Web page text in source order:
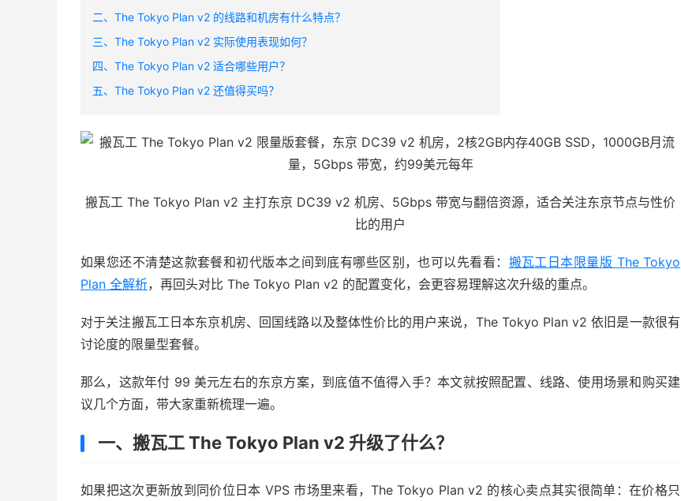
二、The Tokyo Plan v2 的线路和机房有什么特点？
三、The Tokyo Plan v2 实际使用表现如何？
四、The Tokyo Plan v2 适合哪些用户？
五、The Tokyo Plan v2 还值得买吗？
搬瓦工 The Tokyo Plan v2 主打东京 DC39 v2 机房、5Gbps 带宽与翻倍资源，适合关注东京节点与性价
比的用户
如果您还不清楚这款套餐和初代版本之间到底有哪些区别，也可以先看看： 搬瓦工日本限量版 The Tokyo
Plan 全解析，再回头对比 The Tokyo Plan v2 的配置变化，会更容易理解这次升级的重点。
对于关注搬瓦工日本东京机房、回国线路以及整体性价比的用户来说，The Tokyo Plan v2 依旧是一款很有
讨论度的限量型套餐。
那么，这款年付 99 美元左右的东京方案，到底值不值得入手？本文就按照配置、线路、使用场景和购买建
议几个方面，带大家重新梳理一遍。
一、搬瓦工 The Tokyo Plan v2 升级了什么？
如果把这次更新放到同价位日本 VPS 市场里来看，The Tokyo Plan v2 的核心卖点其实很简单：在价格只